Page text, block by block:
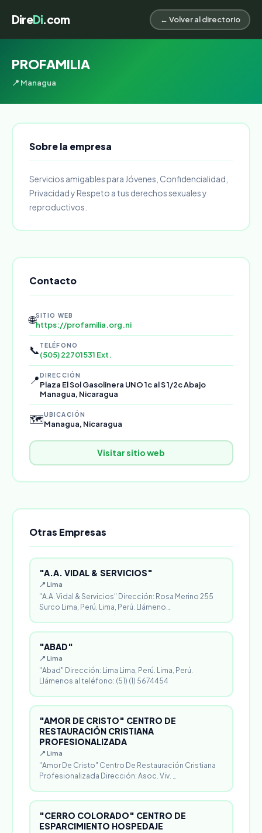
DireDi.com ← Volver al directorio
PROFAMILIA
📍 Managua
Sobre la empresa
Servicios amigables para Jóvenes, Confidencialidad,
Privacidad y Respeto a tus derechos sexuales y
reproductivos.
Contacto
🌐SITIO WEB
https://profamilia.org.ni
📞 TELÉFONO
(505) 22701531 Ext.
📍DIRECCIÓN
Plaza El Sol Gasolinera UNO 1c al S 1/2c Abajo
Managua, Nicaragua
🗺️UBICACIÓN
Managua, Nicaragua
Visitar sitio web
Otras Empresas
"A.A. VIDAL & SERVICIOS"
📍 Lima
"A.A. Vidal & Servicios" Dirección: Rosa Merino 255
Surco Lima, Perú. Lima, Perú. Llámeno…
"ABAD"
📍 Lima
"Abad" Dirección: Lima Lima, Perú. Lima, Perú.
Llámenos al teléfono: (51) (1) 5674454
"AMOR DE CRISTO" CENTRO DE
RESTAURACIÓN CRISTIANA
PROFESIONALIZADA
📍 Lima
"Amor De Cristo" Centro De Restauración Cristiana
Profesionalizada Dirección: Asoc. Viv. …
"CERRO COLORADO" CENTRO DE
ESPARCIMIENTO HOSPEDAJE